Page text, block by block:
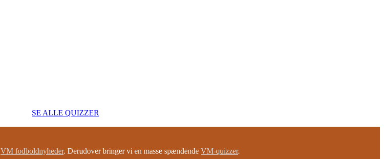
SE ALLE QUIZZER
VM fodboldnyheder. Derudover bringer vi en masse spændende VM-quizzer.